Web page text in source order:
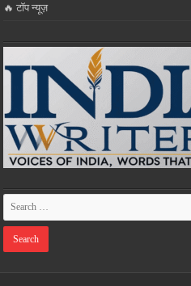
🔥 टॉप न्यूज़